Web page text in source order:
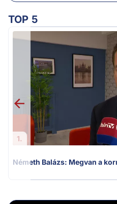
TOP 5
1.
Németh Balázs: Megvan a